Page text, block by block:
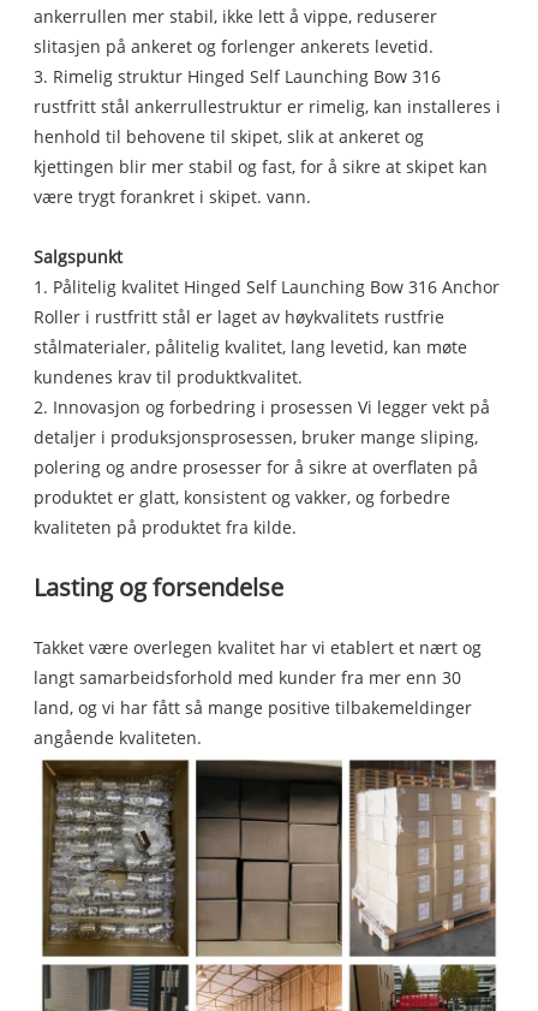
ankerrullen mer stabil, ikke lett å vippe, reduserer
slitasjen på ankeret og forlenger ankerets levetid.
3. Rimelig struktur Hinged Self Launching Bow 316
rustfritt stål ankerrullestruktur er rimelig, kan installeres i
henhold til behovene til skipet, slik at ankeret og
kjettingen blir mer stabil og fast, for å sikre at skipet kan
være trygt forankret i skipet. vann.
Salgspunkt
1. Pålitelig kvalitet Hinged Self Launching Bow 316 Anchor
Roller i rustfritt stål er laget av høykvalitets rustfrie
stålmaterialer, pålitelig kvalitet, lang levetid, kan møte
kundenes krav til produktkvalitet.
2. Innovasjon og forbedring i prosessen Vi legger vekt på
detaljer i produksjonsprosessen, bruker mange sliping,
polering og andre prosesser for å sikre at overflaten på
produktet er glatt, konsistent og vakker, og forbedre
kvaliteten på produktet fra kilde.
Lasting og forsendelse
Takket være overlegen kvalitet har vi etablert et nært og
langt samarbeidsforhold med kunder fra mer enn 30
land, og vi har fått så mange positive tilbakemeldinger
angående kvaliteten.